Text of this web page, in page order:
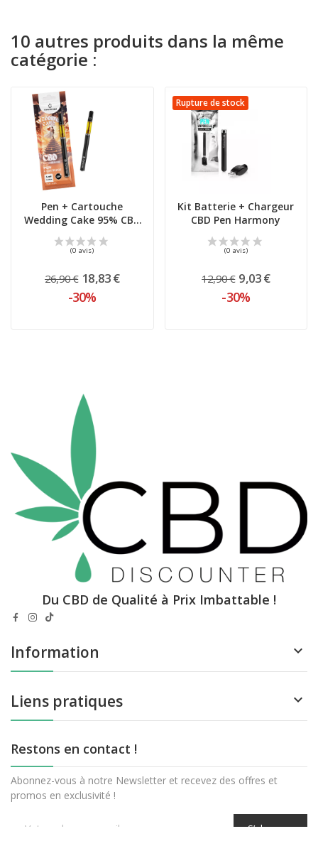
10 autres produits dans la même
catégorie :
Pen + Cartouche
Wedding Cake 95% CBD
26,90 € 18,83 €
-30%
Rupture de stock
Kit Batterie + Chargeur
CBD Pen Harmony
12,90 € 9,03 €
-30%
Du CBD de Qualité à Prix Imbattable !
Information 
Liens pratiques 
Restons en contact !
Abonnez-vous à notre Newsletter et recevez des offres et
promos en exclusivité !
S’abonner